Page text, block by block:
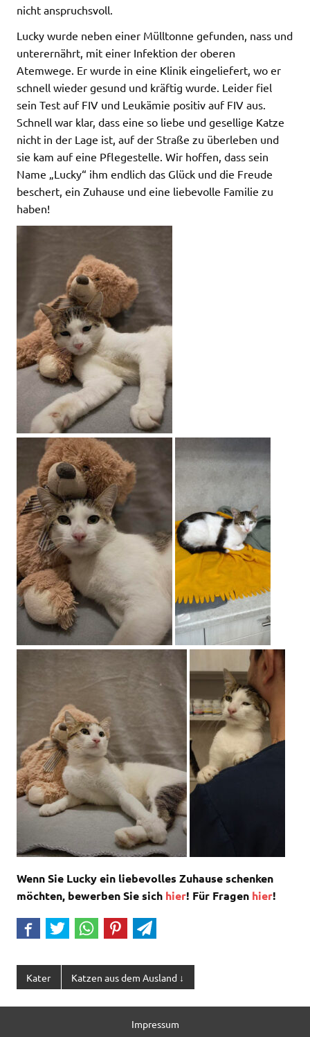
nicht anspruchsvoll.
Lucky wurde neben einer Mülltonne gefunden, nass und
unterernährt, mit einer Infektion der oberen
Atemwege. Er wurde in eine Klinik eingeliefert, wo er
schnell wieder gesund und kräftig wurde. Leider fiel
sein Test auf FIV und Leukämie positiv auf FIV aus.
Schnell war klar, dass eine so liebe und gesellige Katze
nicht in der Lage ist, auf der Straße zu überleben und
sie kam auf eine Pflegestelle. Wir hoffen, dass sein
Name „Lucky“ ihm endlich das Glück und die Freude
beschert, ein Zuhause und eine liebevolle Familie zu
haben!
Wenn Sie Lucky ein liebevolles Zuhause schenken
möchten, bewerben Sie sich hier! Für Fragen hier!
Kater Katzen aus dem Ausland ↓
Impressum